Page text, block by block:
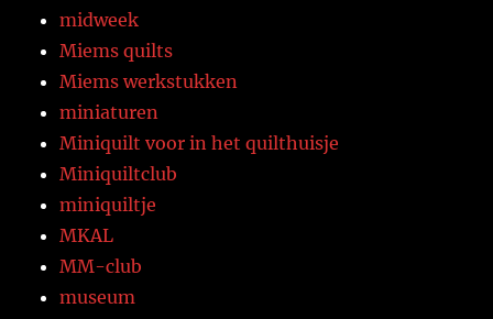
midweek
Miems quilts
Miems werkstukken
miniaturen
Miniquilt voor in het quilthuisje
Miniquiltclub
miniquiltje
MKAL
MM-club
museum